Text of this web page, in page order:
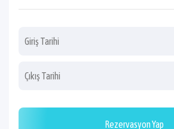
Rezervasyon Yap